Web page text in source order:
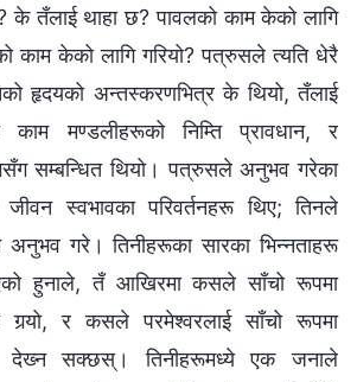
के तँलाई थाहा छ? पावलको काम केको लागि
काम केको लागि गरियो? पत्रुसले त्यति धेरै
हृदयको अन्तस्करणभित्र के थियो, तँलाई
मण्डलीहरूको निम्ति प्रावधान, र
सम्‍बन्धित थियो। पत्रुसले अनुभव गरेका
जीवन स्वभावका परिवर्तनहरू थिए; तिनले
अनुभव गरे। तिनीहरूका सारका भिन्‍नताहरू
हुनाले, तँ आखिरमा कसले साँचो रूपमा
गर्‍यो, र कसले परमेश्‍वरलाई साँचो रूपमा
देख्‍न सक्छस्। तिनीहरूमध्ये एक जनाले